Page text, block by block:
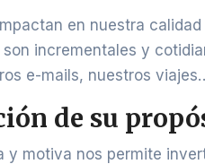
en nuestra
incrementales y
e-mails, nuestros
de su
y motiva nos permite